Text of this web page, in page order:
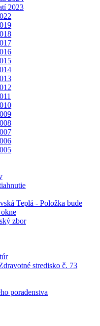
2023
Teplá - Položka bude
zbor
stredisko č. 73
poradenstva